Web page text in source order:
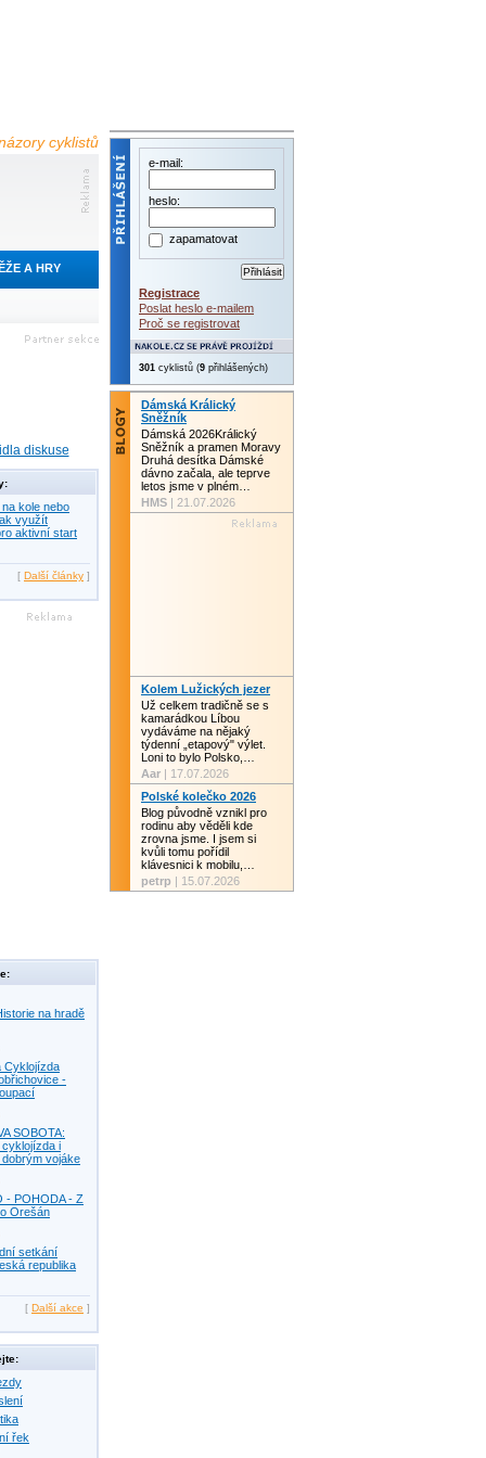
cyklistů
A HRY
diskuse
kole nebo
využít
aktivní start
[ Další články ]
na hradě
Cyklojízda
-
SOBOTA:
i
vojáke
- POHODA - Z
Orešán
setkání
republika
[ Další akce ]
řek
e-mail:
heslo:
zapamatovat
Registrace
Poslat heslo e-mailem
Proč se registrovat
301 cyklistů (9 přihlášených)
Dámská Králický
Sněžník
Dámská 2026Králický
Sněžník a pramen Moravy
Druhá desítka Dámské
dávno začala, ale teprve
letos jsme v plném…
HMS | 21.07.2026
Kolem Lužických jezer
Už celkem tradičně se s
kamarádkou Líbou
vydáváme na nějaký
týdenní „etapový" výlet.
Loni to bylo Polsko,…
Aar | 17.07.2026
Polské kolečko 2026
Blog původně vznikl pro
rodinu aby věděli kde
zrovna jsme. I jsem si
kvůli tomu pořídil
klávesnici k mobilu,…
petrp | 15.07.2026